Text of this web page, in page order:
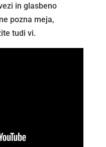
in glasbeno
pozna meja,
tudi vi.